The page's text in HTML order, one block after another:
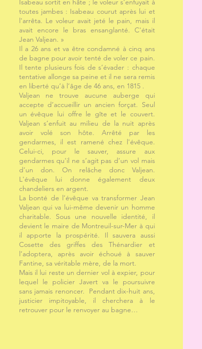
toutes jambes : Isabeau courut après lui et
l'arrêta. Le voleur avait jeté le pain, mais il
avait encore le bras ensanglanté. C'était
Jean Valjean. »
Il a 26 ans et va être condamné à cinq ans
de bagne pour avoir tenté de voler ce pain.
Il tente plusieurs fois de s’évader : chaque
tentative allonge sa peine et il ne sera remis
en liberté qu’à l’âge de 46 ans, en 1815 .
Valjean ne trouve aucune auberge qui
accepte d’accueillir un ancien forçat. Seul
un évêque lui offre le gîte et le couvert.
Valjean s’enfuit au milieu de la nuit après
avoir volé son hôte. Arrêté par les
gendarmes, il est ramené chez l'évêque.
Celui-ci, pour le sauver, assure aux
gendarmes qu'il ne s’agit pas d’un vol mais
d’un don. On relâche donc Valjean.
L'évêque lui donne également deux
chandeliers en argent.
La bonté de l’évêque va transformer Jean
Valjean qui va lui-même devenir un homme
charitable. Sous une nouvelle identité, il
devient le maire de Montreuil-sur-Mer à qui
il apporte la prospérité. Il sauvera aussi
Cosette des griffes des Thénardier et
l’adoptera, après avoir échoué à sauver
Fantine, sa véritable mère, de la mort.
Mais il lui reste un dernier vol à expier, pour
lequel le policier Javert va le poursuivre
sans jamais renoncer. Pendant dix-huit ans,
justicier impitoyable, il cherchera à le
retrouver pour le renvoyer au bagne…